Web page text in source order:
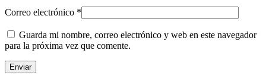
Correo electrónico *
Guarda mi nombre, correo electrónico y web en este navegador
para la próxima vez que comente.